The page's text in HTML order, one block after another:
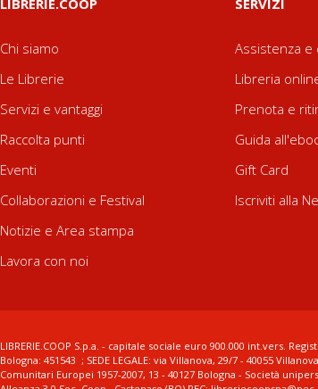
LIBRERIE.COOP
Chi siamo
Le Librerie
Servizi e vantaggi
Raccolta punti
Eventi
Collaborazioni e Festival
Notizie e Area stampa
Lavora con noi
SERVIZI
Assistenza e
Libreria
Prenota e
Guida
Gift Card
Iscriviti alla
LIBRERIE.COOP S.p.a. - capitale sociale euro 900.000 int.vers.
Bologna: 451543 ; SEDE LEGALE: via Villanova, 29/7 - 40055
Comunitari Europei 1957-2007, 13 - 40127 Bologna - Società